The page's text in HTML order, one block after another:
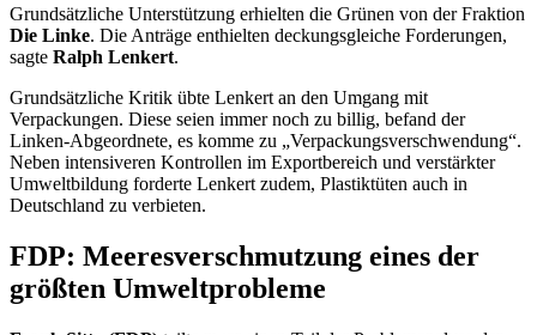
Grundsätzliche Unterstützung erhielten die Grünen von der Fraktion
Die Linke. Die Anträge enthielten deckungsgleiche Forderungen,
sagte Ralph Lenkert.
Grundsätzliche Kritik übte Lenkert an den Umgang mit
Verpackungen. Diese seien immer noch zu billig, befand der
Linken-Abgeordnete, es komme zu „Verpackungsverschwendung“.
Neben intensiveren Kontrollen im Exportbereich und verstärkter
Umweltbildung forderte Lenkert zudem, Plastiktüten auch in
Deutschland zu verbieten.
FDP: Meeresverschmutzung eines der
größten Umweltprobleme